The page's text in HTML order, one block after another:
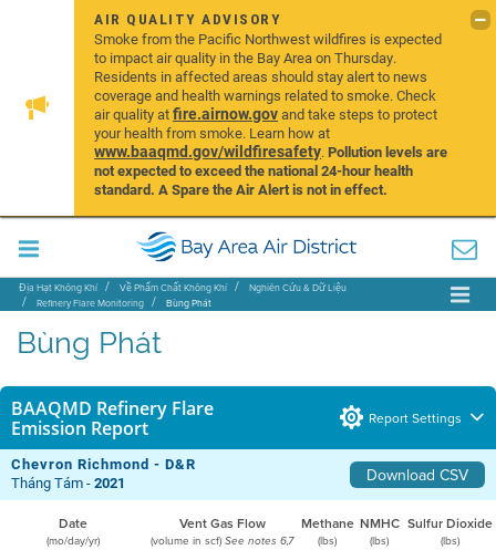
AIR QUALITY ADVISORY
Smoke from the Pacific Northwest wildfires is expected
to impact air quality in the Bay Area on Thursday.
Residents in affected areas should stay alert to news
coverage and health warnings related to smoke. Check
air quality atfire.airnow.govand take steps to protect
your health from smoke. Learn how at
www.baaqmd.gov/wildfiresafety.Pollution levels are
not expected to exceed the national 24-hour health
standard. A Spare the Air Alert is not in effect.
Địa Hạt Không Khí Về Phẩm Chất Không Khí
Nghiên Cứu & Dữ Liệu
Refinery Flare Monitoring
Bùng Phát
Bùng Phát
BAAQMD Refinery Flare
Emission Report
Report Settings
Chevron Richmond - D&R Download CSV
Tháng Tám -2021
Date Vent Gas Flow Methane NMHC Sulfur Dioxide
(mo/day/yr) (volume in scf) See notes 6,7 (lbs) (lbs) (lbs)